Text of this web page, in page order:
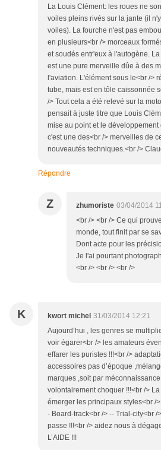
La Louis Clément: les roues ne
voiles pleins rivés sur la jante (il
voiles). La fourche n'est pas
en plusieurs<br /> morceaux
et soudés entr'eux à l'autogène.
est une pure merveille dûe à des
l'aviation. L'élément sous le<br />
tube, mais est en tôle caissonnée
/> Tout cela a été relevé sur la
pensait à juste titre que Louis
mise au point et le
c'est une des<br /> merveilles de
nouveautés techniques.<br />
Répondre
Z zhumoriste 03/04/2014
<br /> <br /> Ce qui
monde, tout finit par se
Dont acte pour les
Je l'ai pourtant
<br /> <br /> <br />
K kwort michel 31/03/2014 12:21
Aujourd’hui , les genres se
voir égarer<br /> les amateurs
effarer les puristes !!!<br />
accessoires pas d’époque
marques ,soit par
volontairement choquer !!!<br />
émerger les principaux styles<br /
- Board-track<br /> -- Trial-city<br /
passe !!!<br /> aidez nous à
L’AIDE !!!